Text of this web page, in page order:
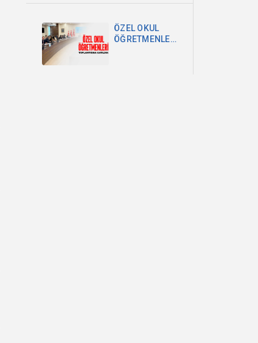
ÖZEL OKUL
ÖĞRETMENLERİ